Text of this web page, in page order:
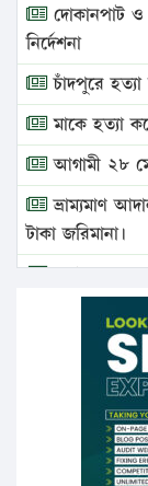
দোকানপাট ও
নির্দেশনা
চাঁদপুরে হত্যা
মাকে হত্যা
আগামী ২৮
ভ্রাম্যমাণ
টাকা জরিমানা।
এবার লঞ্চের
১৭ থেকে ২১
১৬ মে
উচ্চশিক্ষায়
পিএইচডি
সারা দেশে